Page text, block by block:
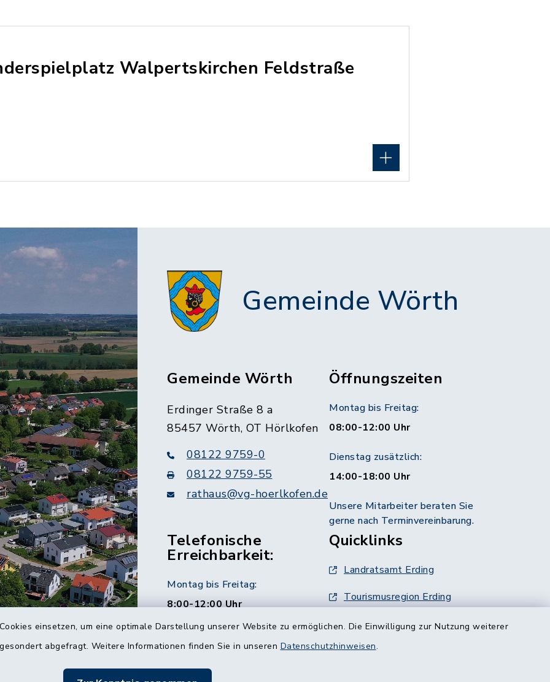
einsetzen, um eine optimale Darstellung unserer Website zu ermöglichen. Die Einwilligung zur Nutzung weiterer
abgefragt. Weitere Informationen finden Sie in unseren Datenschutzhinweisen.
Walpertskirchen Feldstraße
Gemeinde Wörth
Gemeinde Wörth
Erdinger Straße 8 a
85457 Wörth, OT Hörlkofen
08122 9759-0
08122 9759-55
rathaus@vg-hoerlkofen.de
Öffnungszeiten
Montag bis Freitag:
08:00-12:00 Uhr
Dienstag zusätzlich:
14:00-18:00 Uhr
Unsere Mitarbeiter beraten Sie
gerne nach Terminvereinbarung.
Telefonische
Erreichbarkeit:
Montag bis Freitag:
8:00-12:00 Uhr
Montag und Donnerstag:
14:00-16:00 Uhr
Quicklinks
Landratsamt Erding
Tourismusregion Erding
Ausschreibungen